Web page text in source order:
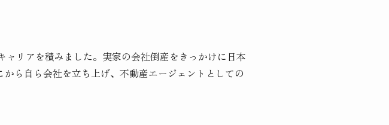
リアを積みました。実家の会社倒産をきっかけに日本
ら自ら会社を立ち上げ、不動産エージェントとしての